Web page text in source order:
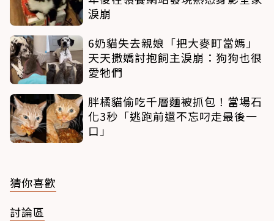
淚崩
6奶貓失去親娘「把大麥町當媽」
天天撒嬌討抱飼主淚崩：狗狗也很
愛牠們
胖橘貓偷吃千層麵被抓包！當場石
化3秒「逃跑前還不忘叼走最後一
口」
猜你喜歡
討論區